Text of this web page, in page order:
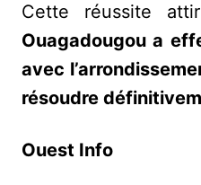
Cette réussite
Ouagadougou a
avec
résoudre
Ouest Info